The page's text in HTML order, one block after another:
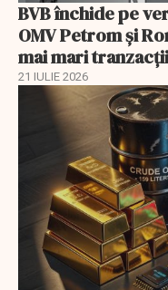
BVB închide pe
OMV Petrom și
mai mari tranzacții
21 IULIE 2026